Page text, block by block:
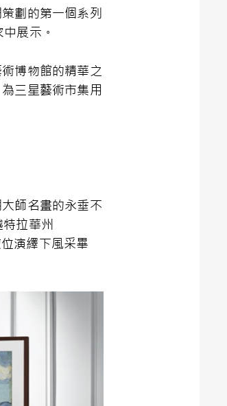
劃的第一個系列
展示。
博物館的精華之
三星藝術市集用
師名畫的永垂不
拉華州
演繹下風采畢